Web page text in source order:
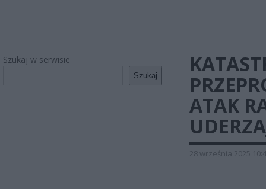
Szukaj w serwisie
Szukaj
ATAK
28 września 2025